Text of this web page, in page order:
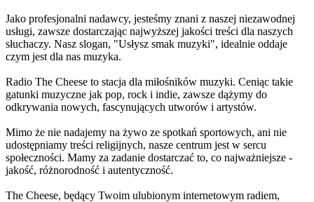
Jako profesjonalni nadawcy, jesteśmy znani z naszej niezawodnej
usługi, zawsze dostarczając najwyższej jakości treści dla naszych
słuchaczy. Nasz slogan, "Usłysz smak muzyki", idealnie oddaje
czym jest dla nas muzyka.
Radio The Cheese to stacja dla miłośników muzyki. Ceniąc takie
gatunki muzyczne jak pop, rock i indie, zawsze dążymy do
odkrywania nowych, fascynujących utworów i artystów.
Mimo że nie nadajemy na żywo ze spotkań sportowych, ani nie
udostępniamy treści religijnych, nasze centrum jest w sercu
społeczności. Mamy za zadanie dostarczać to, co najważniejsze -
jakość, różnorodność i autentyczność.
The Cheese, będący Twoim ulubionym internetowym radiem,